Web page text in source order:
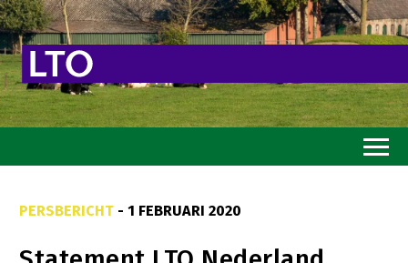
PERSBERICHT - 1 FEBRUARI 2020